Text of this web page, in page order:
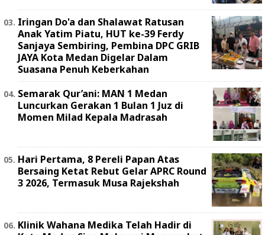
Iringan Do'a dan Shalawat Ratusan
Anak Yatim Piatu, HUT ke-39 Ferdy
Sanjaya Sembiring, Pembina DPC GRIB
JAYA Kota Medan Digelar Dalam
Suasana Penuh Keberkahan
Semarak Qur’ani: MAN 1 Medan
Luncurkan Gerakan 1 Bulan 1 Juz di
Momen Milad Kepala Madrasah
Hari Pertama, 8 Pereli Papan Atas
Bersaing Ketat Rebut Gelar APRC Round
3 2026, Termasuk Musa Rajekshah
Klinik Wahana Medika Telah Hadir di